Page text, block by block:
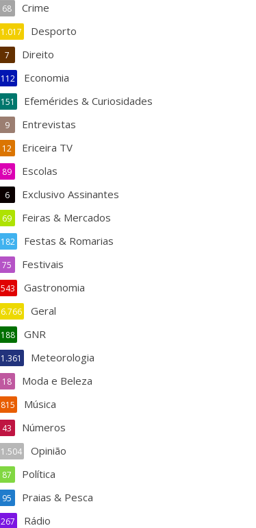
Crime
68
Desporto
1.017
Direito
7
Economia
112
Efemérides & Curiosidades
151
Entrevistas
9
Ericeira TV
12
Escolas
89
Exclusivo Assinantes
6
Feiras & Mercados
69
Festas & Romarias
182
Festivais
75
Gastronomia
543
Geral
6.766
GNR
188
Meteorologia
1.361
Moda e Beleza
18
Música
815
Números
43
Opinião
1.504
Política
87
Praias & Pesca
95
Rádio
267